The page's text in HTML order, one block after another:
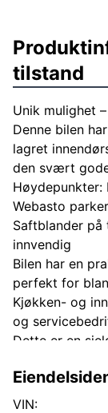
tilstand
Unik mulighet
Denne bilen
lagret
den svært
Høydepunkter:
Webasto
Saftblander
innvendig
Bilen har en
perfekt for
Kjøkken- og
og
Dette er en
god
eksemplarene
VIN: